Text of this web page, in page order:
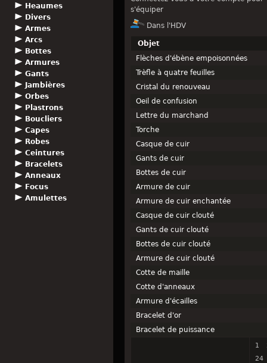
Heaumes
Divers
Armes
Arcs
Bottes
Armures
Gants
Jambières
Orbes
Plastrons
Boucliers
Capes
Robes
Ceintures
Bracelets
Anneaux
Focus
Amulettes
s'équiper
Dans l'HDV
Objet
Flèches d'ébène empoisonnées
Trèfle à quatre feuilles
Cristal du renouveau
Oeil de confusion
Lettre du marchand
Torche
Casque de cuir
Gants de cuir
Bottes de cuir
Armure de cuir
Armure de cuir enchantée
Casque de cuir clouté
Gants de cuir clouté
Bottes de cuir clouté
Armure de cuir clouté
Cotte de maille
Cotte d'anneaux
Armure d'écailles
Bracelet d'or
Bracelet de puissance
1
24